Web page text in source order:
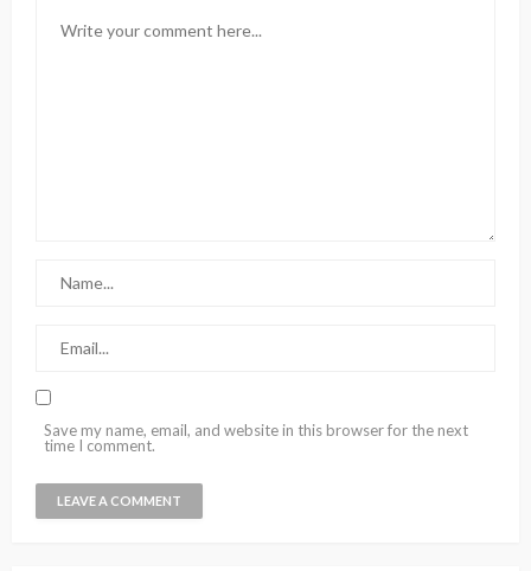
Save my name, email, and website in this browser for the next
time I comment.